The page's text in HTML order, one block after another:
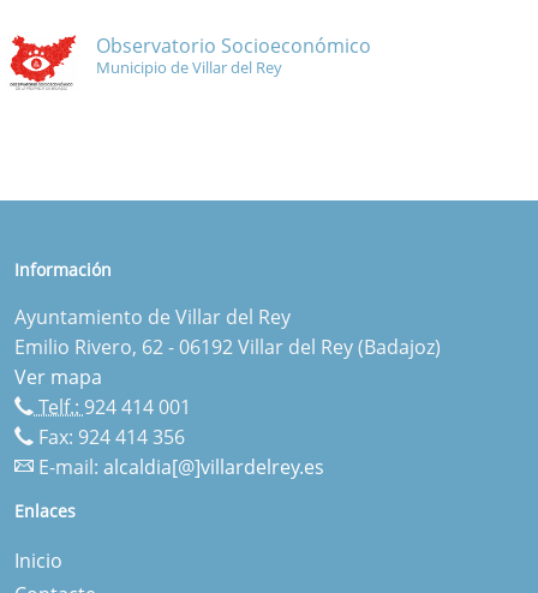
Observatorio Socioeconómico
Municipio de Villar del Rey
Información
Ayuntamiento de Villar del Rey
Emilio Rivero, 62 - 06192 Villar del Rey (Badajoz)
Ver mapa
Telf.: 924 414 001
Fax: 924 414 356
E-mail: alcaldia[@]villardelrey.es
Enlaces
Inicio